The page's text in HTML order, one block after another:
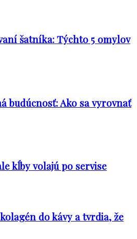
šatníka: Týchto 5 omylov
budúcnosť: Ako sa vyrovnať
kĺby volajú po servise
do kávy a tvrdia, že